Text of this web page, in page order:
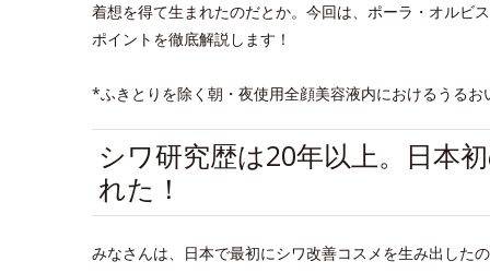
着想を得て生まれたのだとか。今回は、ポーラ・オルビ
ポイントを徹底解説します！
*ふきとりを除く朝・夜使用全顔美容液内におけるうるお
シワ研究歴は20年以上。日本
れた！
みなさんは、日本で最初にシワ改善コスメを生み出した